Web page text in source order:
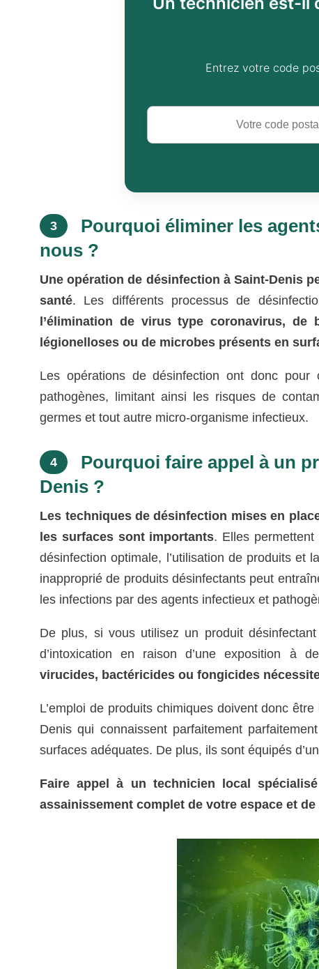
Entrez votre code
3
Pourquoi éliminer les
nous ?
Une opération de désinfection à Saint-Denis
santé. Les différents processus de
l’élimination de virus type coronavirus,
légionelloses ou de microbes présents en
Les opérations de désinfection ont donc pour
pathogènes, limitant ainsi les risques de
germes et tout autre micro-organisme infectieux.
4
Pourquoi faire appel à un
Denis ?
Les techniques de désinfection mises en
les surfaces sont importants. Elles permettent
désinfection optimale, l’utilisation de produits et
inapproprié de produits désinfectants peut
les infections par des agents infectieux et
De plus, si vous utilisez un produit
d’intoxication en raison d’une exposition à
virucides, bactéricides ou fongicides
L’emploi de produits chimiques doivent donc être
Denis qui connaissent parfaitement
surfaces adéquates. De plus, ils sont équipés
Faire appel à un technicien local
assainissement complet de votre espace et